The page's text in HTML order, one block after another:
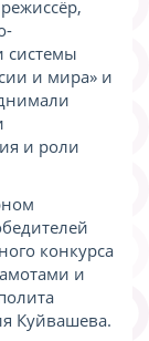
системы
и мира» и
и роли
конкурса
и
Куйвашева.